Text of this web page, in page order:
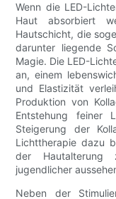
Wenn die LED-
Haut absorbiert
Hautschicht, die
darunter liegende
Magie. Die LED-
an, einem
und Elastizität
Produktion von
Entstehung feiner
Steigerung der
Lichttherapie dazu
der Hautalterung
jugendlicher
Neben der